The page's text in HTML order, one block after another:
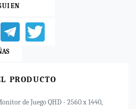
PRODUCTO
de Juego QHD - 2560 x 1440,